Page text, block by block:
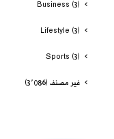
Business (3)
Lifestyle (3)
Sports (3)
غير مصنف(3٬086)